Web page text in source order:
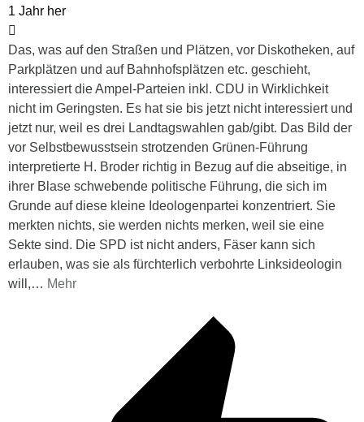
1 Jahr her
Das, was auf den Straßen und Plätzen, vor Diskotheken, auf
Parkplätzen und auf Bahnhofsplätzen etc. geschieht,
interessiert die Ampel-Parteien inkl. CDU in Wirklichkeit
nicht im Geringsten. Es hat sie bis jetzt nicht interessiert und
jetzt nur, weil es drei Landtagswahlen gab/gibt. Das Bild der
vor Selbstbewusstsein strotzenden Grünen-Führung
interpretierte H. Broder richtig in Bezug auf die abseitige, in
ihrer Blase schwebende politische Führung, die sich im
Grunde auf diese kleine Ideologenpartei konzentriert. Sie
merkten nichts, sie werden nichts merken, weil sie eine
Sekte sind. Die SPD ist nicht anders, Fäser kann sich
erlauben, was sie als fürchterlich verbohrte Linksideologin
will,… Mehr